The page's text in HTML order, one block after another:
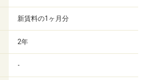
新賃料の1ヶ月分
2年
-